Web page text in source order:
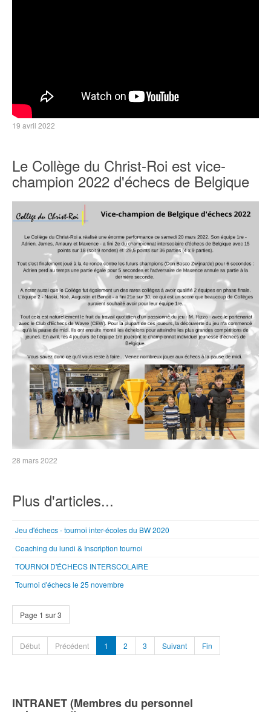
19 avril 2022
Le Collège du Christ-Roi est vice-
champion 2022 d'échecs de Belgique
28 mars 2022
Plus d'articles...
Jeu d'échecs - tournoi inter-écoles du BW 2020
Coaching du lundi & Inscription tournoi
TOURNOI D'ÉCHECS INTERSCOLAIRE
Tournoi d'échecs le 25 novembre
Page 1 sur 3
Début Précédent 1 2 3 Suivant Fin
INTRANET (Membres du personnel